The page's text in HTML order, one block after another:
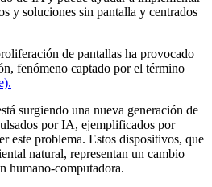
y soluciones sin pantalla y centrados
de pantallas ha provocado
fenómeno captado por el término
surgiendo una nueva generación de
​​por IA, ejemplificados por
este problema. Estos dispositivos, que
natural, representan un cambio
humano-computadora.